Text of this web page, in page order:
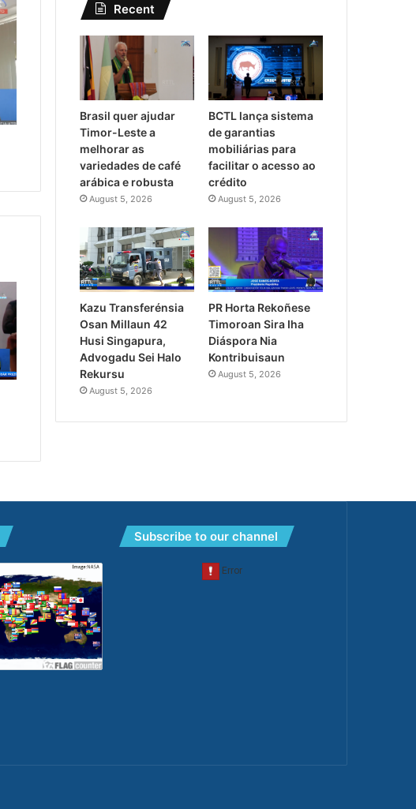
Recent
Brasil quer ajudar
Timor-Leste a
melhorar as
variedades de café
arábica e robusta
August 5, 2026
BCTL lança sistema
de garantias
mobiliárias para
facilitar o acesso ao
crédito
August 5, 2026
Kazu Transferénsia
Osan Millaun 42
Husi Singapura,
Advogadu Sei Halo
Rekursu
August 5, 2026
PR Horta Rekoñese
Timoroan Sira Iha
Diáspora Nia
Kontribuisaun
August 5, 2026
Subscribe to our channel